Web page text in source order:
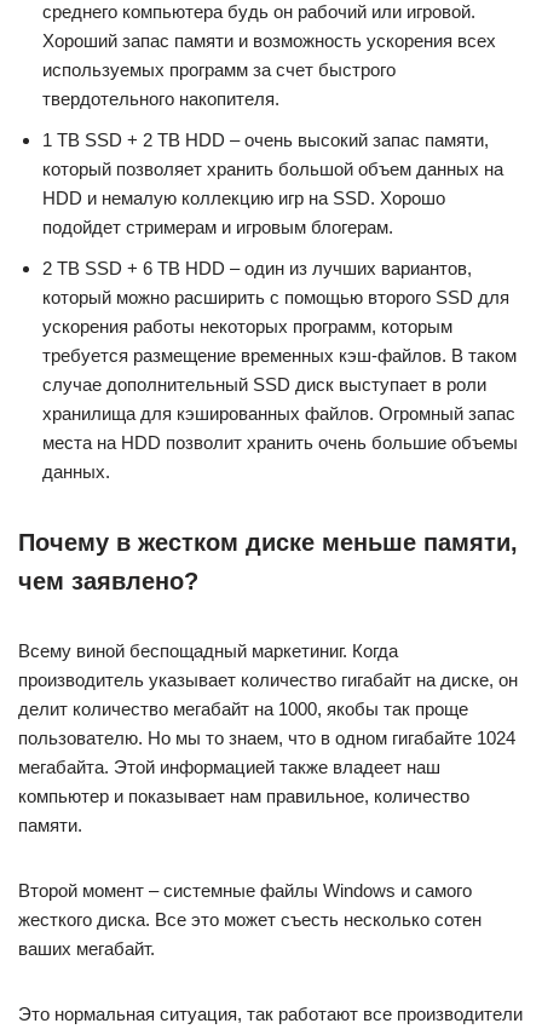
среднего компьютера будь он рабочий или игровой.
Хороший запас памяти и возможность ускорения всех
используемых программ за счет быстрого
твердотельного накопителя.
1 TB SSD + 2 TB HDD – очень высокий запас памяти,
который позволяет хранить большой объем данных на
HDD и немалую коллекцию игр на SSD. Хорошо
подойдет стримерам и игровым блогерам.
2 TB SSD + 6 TB HDD – один из лучших вариантов,
который можно расширить с помощью второго SSD для
ускорения работы некоторых программ, которым
требуется размещение временных кэш-файлов. В таком
случае дополнительный SSD диск выступает в роли
хранилища для кэшированных файлов. Огромный запас
места на HDD позволит хранить очень большие объемы
данных.
Почему в жестком диске меньше памяти,
чем заявлено?
Всему виной беспощадный маркетиниг. Когда
производитель указывает количество гигабайт на диске, он
делит количество мегабайт на 1000, якобы так проще
пользователю. Но мы то знаем, что в одном гигабайте 1024
мегабайта. Этой информацией также владеет наш
компьютер и показывает нам правильное, количество
памяти.
Второй момент – системные файлы Windows и самого
жесткого диска. Все это может съесть несколько сотен
ваших мегабайт.
Это нормальная ситуация, так работают все производители